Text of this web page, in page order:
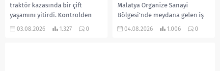
traktör kazasında bir çift
yaşamını yitirdi. Kontrolden
çıkarak devrilen traktörün
03.08.2026 1.327 0
Malatya Organize Sanayi
Bölgesi’nde meydana gelen iş
kazasında, pres makinesine
04.08.2026 1.006 0